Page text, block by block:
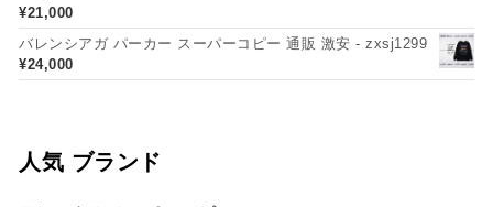
¥21,000
バレンシアガ パーカー スーパーコピー 通販 激安 - zxsj1299
¥24,000
人気 ブランド